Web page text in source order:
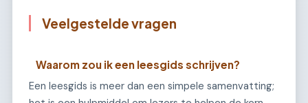
Veelgestelde vragen
Waarom zou ik een leesgids schrijven?
Een leesgids is meer dan een simpele samenvatting;